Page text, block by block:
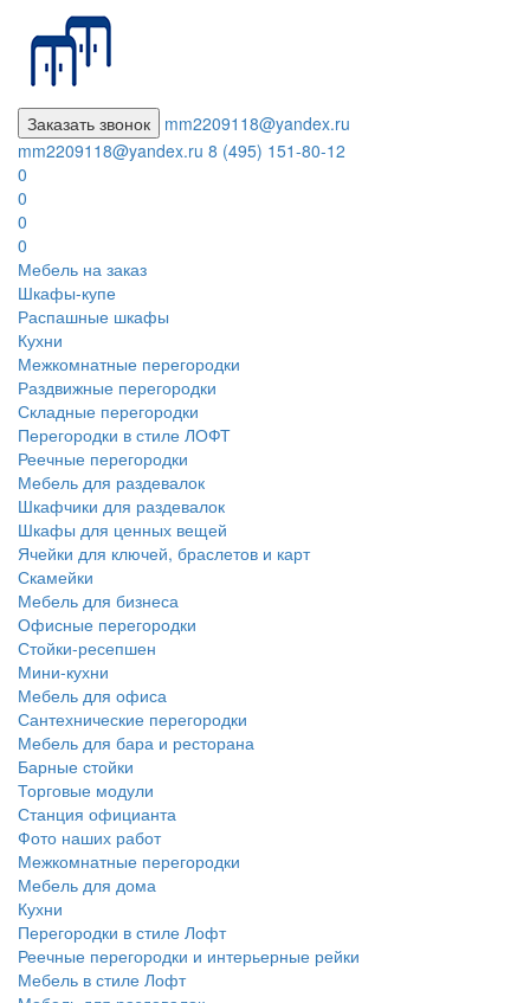
Заказать звонок
mm2209118@yandex.ru
mm2209118@yandex.ru 8 (495) 151-80-12
0
0
0
0
Мебель на заказ
Шкафы-купе
Распашные шкафы
Кухни
Межкомнатные перегородки
Раздвижные перегородки
Складные перегородки
Перегородки в стиле ЛОФТ
Реечные перегородки
Мебель для раздевалок
Шкафчики для раздевалок
Шкафы для ценных вещей
Ячейки для ключей, браслетов и карт
Скамейки
Мебель для бизнеса
Офисные перегородки
Стойки-ресепшен
Мини-кухни
Мебель для офиса
Сантехнические перегородки
Мебель для бара и ресторана
Барные стойки
Торговые модули
Станция официанта
Фото наших работ
Межкомнатные перегородки
Мебель для дома
Кухни
Перегородки в стиле Лофт
Реечные перегородки и интерьерные рейки
Мебель в стиле Лофт